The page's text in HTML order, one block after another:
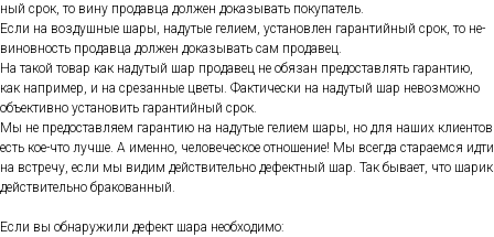
ный срок, то ви­ну про­дав­ца дол­жен до­казы­вать по­купа­тель.
Ес­ли на воз­душные ша­ры, на­дутые ге­ли­ем, ус­та­нов­лен га­ран­тий­ный срок, то не­
винов­ность про­дав­ца дол­жен до­казы­вать сам про­давец.
На та­кой то­вар как на­дутый шар про­давец не обя­зан пре­дос­тавлять га­ран­тию,
как нап­ри­мер, и на сре­зан­ные цве­ты. Фак­ти­чес­ки на на­дутый шар не­воз­можно
объ­ек­тивно ус­та­новить га­ран­тий­ный срок.
Мы не пре­дос­тавля­ем га­ран­тию на на­дутые ге­ли­ем ша­ры, но для на­ших кли­ен­тов
есть кое-что луч­ше. А имен­но, че­лове­чес­кое от­но­шение! Мы всег­да ста­ра­ем­ся ид­ти
на встре­чу, ес­ли мы ви­дим дей­стви­тель­но де­фек­тный шар. Так бы­ва­ет, что ша­рик
дей­стви­тель­но бра­кован­ный.
Ес­ли вы об­на­ружи­ли де­фект ша­ра не­об­хо­димо: